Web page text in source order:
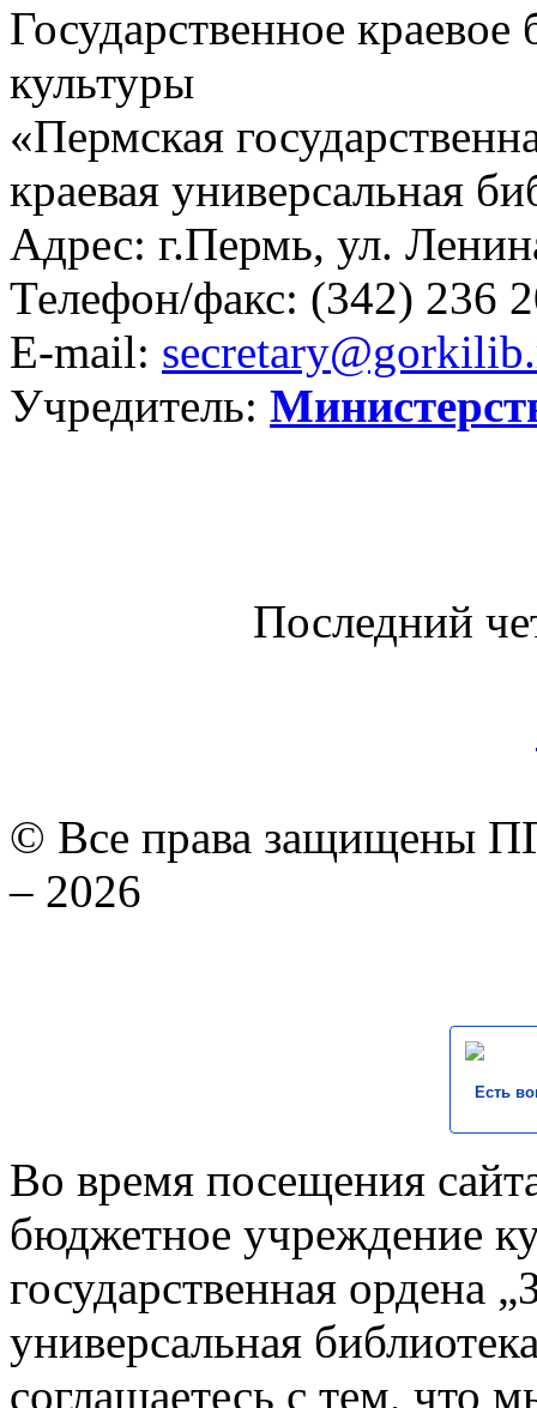
Государственное
культуры
«Пермская
краевая универсальная
Адрес: г.Пермь, ул.
Телефон/факс: (342) 236
E-mail:
Учредитель:
Последний
© Все права защищены
– 2026
Есть
Во время посещения
бюджетное учреждение
государственная ордена
универсальная
соглашаетесь с тем, что